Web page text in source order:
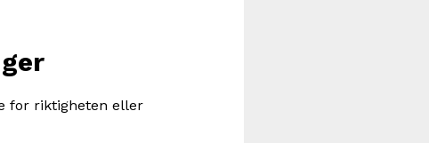
for riktigheten eller